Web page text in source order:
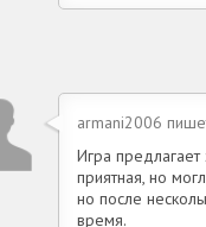
armani2006
Игра
приятная, но
но после
время.